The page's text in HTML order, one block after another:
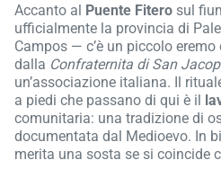
Accanto al Puente Fitero sul
ufficialmente la provincia di
Campos — c’è un piccolo
dalla Confraternita di San
un’associazione italiana. Il
a piedi che passano di qui è il
comunitaria: una tradizione di
documentata dal Medioevo. In
merita una sosta se si coincide